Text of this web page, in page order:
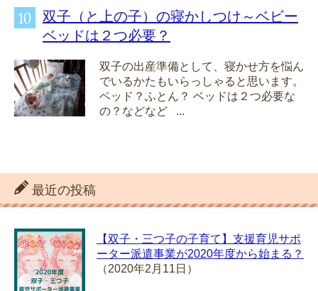
双子（と上の子）の寝かしつけ～ベビー
ベッドは２つ必要？
双子の出産準備として、寝かせ方を悩ん
でいるかたもいらっしゃると思います。
ベッド？ふとん？ ベッドは２つ必要な
の？などなど ...
最近の投稿
【双子・三つ子の子育て】支援育児サポ
ーター派遣事業が2020年度から始まる？
（2020年2月11日）